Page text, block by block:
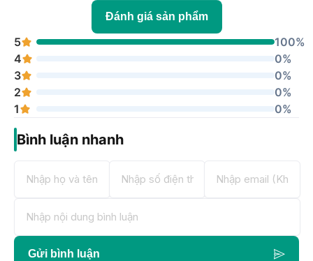
Đánh giá sản phẩm
5
100%
4
0%
3
0%
2
0%
1
0%
Bình luận nhanh
Gửi bình luận